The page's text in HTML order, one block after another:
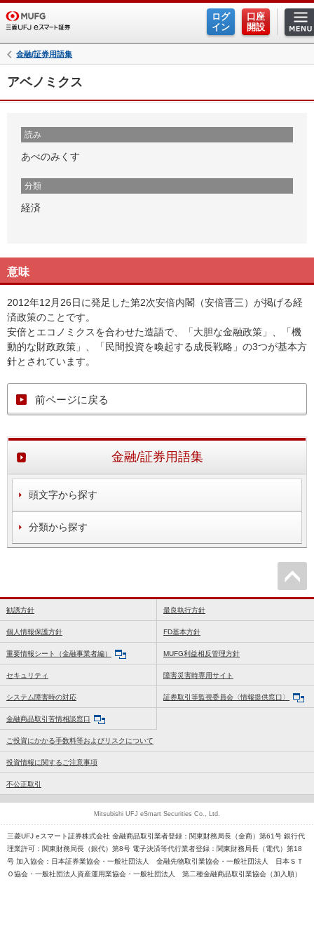
ログ
イン
口座
開設
金融/証券用語集
アベノミクス
読み
あべのみくす
分類
経済
意味
2012年12月26日に発足した第2次安倍内閣（安倍晋三）が掲げる経
済政策のことです。
安倍とエコノミクスを合わせた造語で、「大胆な金融政策」、「機
動的な財政政策」、「民間投資を喚起する成長戦略」の3つが基本方
針とされています。
前ページに戻る
金融/証券用語集
頭文字から探す
分類から探す
勧誘方針 最良執行方針
個人情報保護方針 FD基本方針
重要情報シート（金融事業者編） MUFG利益相反管理方針
セキュリティ 障害災害時専用サイト
システム障害時の対応 証券取引等監視委員会〈情報提供窓口〉
金融商品取引苦情相談窓口
ご投資にかかる手数料等およびリスクについて
投資情報に関するご注意事項
不公正取引
三菱UFJ eスマート証券株式会社 金融商品取引業者登録：関東財務局長（金商）第61号 銀行代
理業許可：関東財務局長（銀代）第8号 電子決済等代行業者登録：関東財務局長（電代）第18
号 加入協会：日本証券業協会・一般社団法人 金融先物取引業協会・一般社団法人 日本ＳＴ
Ｏ協会・一般社団法人資産運用業協会・一般社団法人 第二種金融商品取引業協会（加入順）
Mitsubishi UFJ eSmart Securities Co., Ltd.